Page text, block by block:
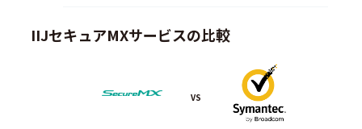
IIJセキュアMXサービスの比較
VS